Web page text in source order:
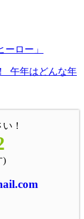
ロー」
午年はどんな年
！
)